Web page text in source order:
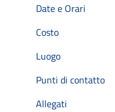
Date e Orari
Costo
Luogo
Punti di contatto
Allegati